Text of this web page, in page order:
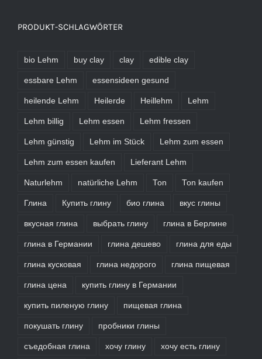
PRODUKT-SCHLAGWÖRTER
bio Lehm buy clay clay edible clay
essbare Lehm essensideen gesund
heilende Lehm Heilerde Heillehm Lehm
Lehm billig Lehm essen Lehm fressen
Lehm günstig Lehm im Stück Lehm zum essen
Lehm zum essen kaufen Lieferant Lehm
Naturlehm natürliche Lehm Ton Ton kaufen
Глина Купить глину био глина вкус глины
вкусная глина выбрать глину глина в Берлине
глина в Германии глина дешево глина для еды
глина кусковая глина недорого глина пищевая
глина цена купить глину в Германии
купить пиленую глину пищевая глина
покушать глину пробники глины
съедобная глина хочу глину хочу есть глину